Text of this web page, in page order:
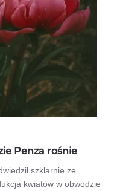
Penza rośnie
szklarnie ze
kwiatów w obwodzie